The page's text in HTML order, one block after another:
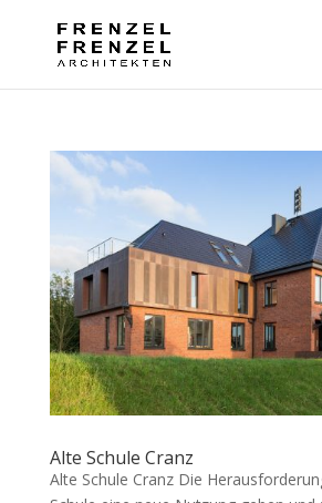
Alte Schule Cranz
Alte Schule Cranz Die